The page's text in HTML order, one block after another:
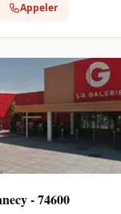
Appeler
- 74600